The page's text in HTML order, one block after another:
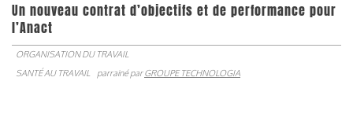
Un nouveau contrat d’objectifs et de performance pour
l’Anact
ORGANISATION DU TRAVAIL
SANTÉ AU TRAVAIL
parrainé parGROUPE TECHNOLOGIA